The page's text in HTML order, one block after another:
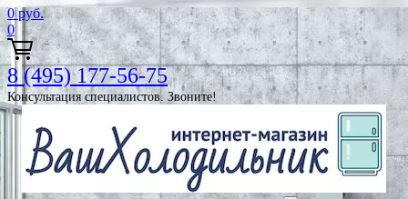
0 руб.
0
8 (495) 177-56-75
Консультация специалистов. Звоните!